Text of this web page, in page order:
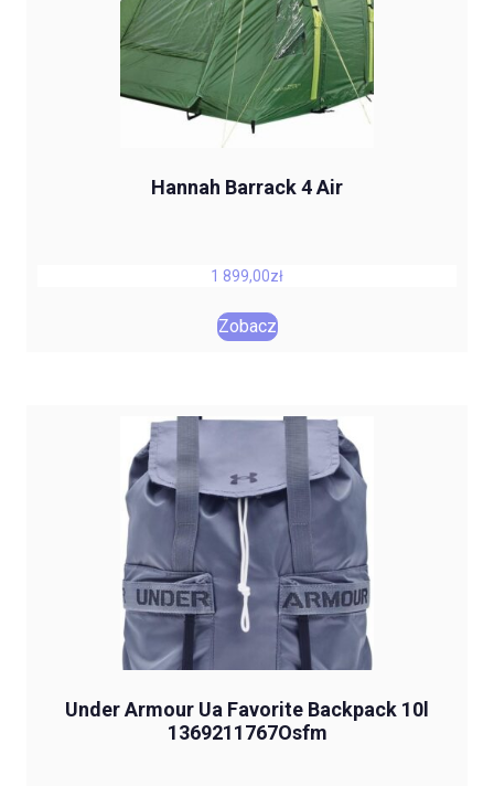
Hannah Barrack 4 Air
1 899,00zł
Zobacz
Under Armour Ua Favorite Backpack 10l
1369211767Osfm